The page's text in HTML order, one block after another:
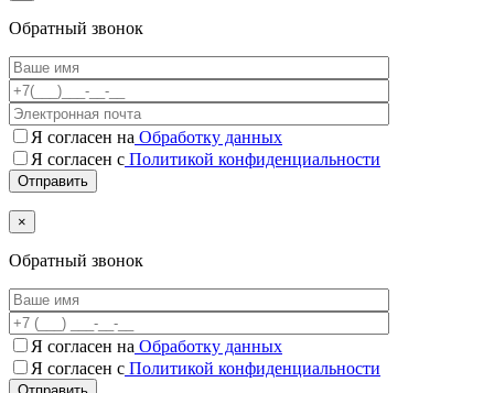
Обратный звонок
Я согласен на Обработку данных
Я согласен с Политикой конфиденциальности
×
Обратный звонок
Я согласен на Обработку данных
Я согласен c Политикой конфиденциальности